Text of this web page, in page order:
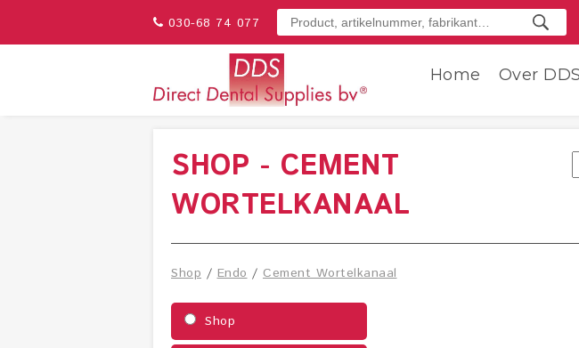
030-68 74 077
Home Over DDS
SHOP - CEMENT
WORTELKANAAL
Shop /Endo/ Cement Wortelkanaal
Shop